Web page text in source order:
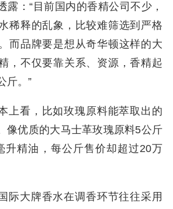
露：“目前国内的香精公司不少，
稀释的乱象，比较难筛选到严格
而品牌要是想从奇华顿这样的大
，不仅要靠关系、资源，香精起
斤。”
上看，比如玫瑰原料能萃取出的
像优质的大马士革玫瑰原料5公斤
升精油，每公斤售价却超过20万
际大牌香水在调香环节往往采用